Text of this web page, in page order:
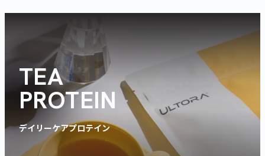
TEA
PROTEIN
デイリーケアプロテイン